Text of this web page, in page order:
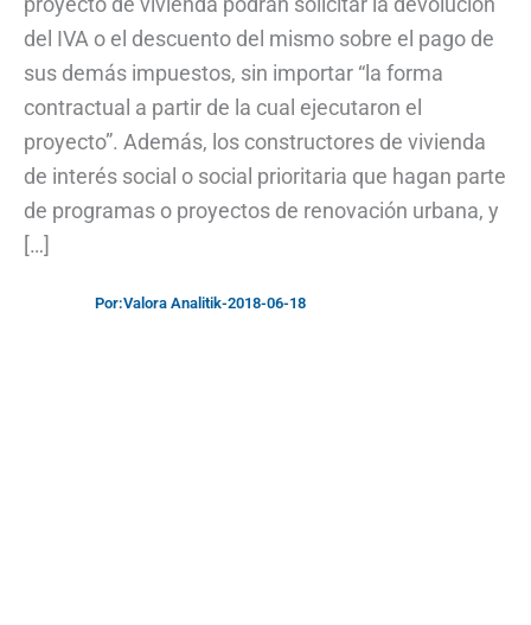
del IVA o el descuento del mismo sobre el pago de
sus demás impuestos, sin importar “la forma
contractual a partir de la cual ejecutaron el
proyecto”. Además, los constructores de vivienda
de interés social o social prioritaria que hagan parte
de programas o proyectos de renovación urbana, y
[…]
Por:Valora Analitik-2018-06-18